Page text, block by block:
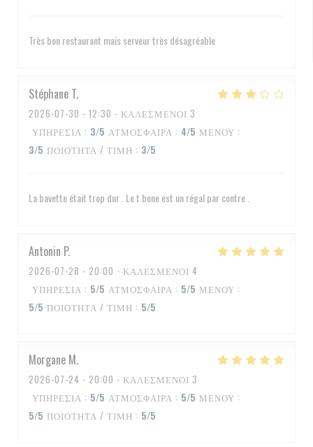
Très bon restaurant mais serveur très désagréable
Stéphane T
2026-07-30 - 12:30 - ΚΑΛΕΣΜΈΝΟΙ 3
ΥΠΗΡΕΣΊΑ : 3/5 ΑΤΜΌΣΦΑΙΡΑ : 4/5 ΜΕΝΟΎ :
3/5 ΠΟΙΌΤΗΤΑ / ΤΙΜΉ : 3/5
La bavette était trop dur . Le t bone est un régal par contre .
Antonin P
2026-07-28 - 20:00 - ΚΑΛΕΣΜΈΝΟΙ 4
ΥΠΗΡΕΣΊΑ : 5/5 ΑΤΜΌΣΦΑΙΡΑ : 5/5 ΜΕΝΟΎ :
5/5 ΠΟΙΌΤΗΤΑ / ΤΙΜΉ : 5/5
Morgane M
2026-07-24 - 20:00 - ΚΑΛΕΣΜΈΝΟΙ 3
ΥΠΗΡΕΣΊΑ : 5/5 ΑΤΜΌΣΦΑΙΡΑ : 5/5 ΜΕΝΟΎ :
5/5 ΠΟΙΌΤΗΤΑ / ΤΙΜΉ : 5/5